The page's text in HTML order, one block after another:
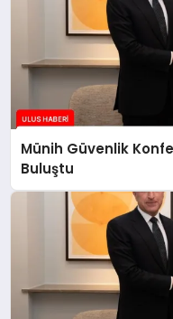
Münih Güvenlik
Buluştu